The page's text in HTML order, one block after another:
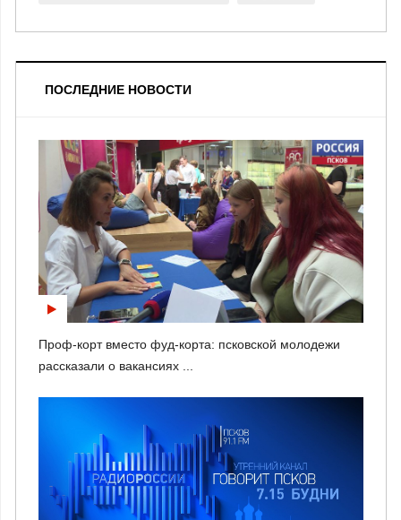
ПОСЛЕДНИЕ НОВОСТИ
Проф-корт вместо фуд-корта: псковской молодежи
рассказали о вакансиях ...